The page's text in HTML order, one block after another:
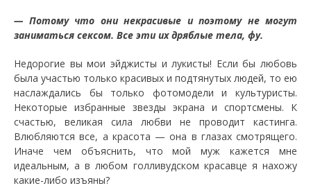
— Потому что они некрасивые и поэтому не могут
заниматься сексом. Все эти их дряблые тела, фу.
Недорогие вы мои эйджисты и лукисты! Если бы любовь
была участью только красивых и подтянутых людей, то ею
наслаждались бы только фотомодели и культуристы.
Некоторые избранные звезды экрана и спортсмены. К
счастью, великая сила любви не проводит кастинга.
Влюбляются все, а красота — она в глазах смотрящего.
Иначе чем объяснить, что мой муж кажется мне
идеальным, а в любом голливудском красавце я нахожу
какие-либо изъяны?